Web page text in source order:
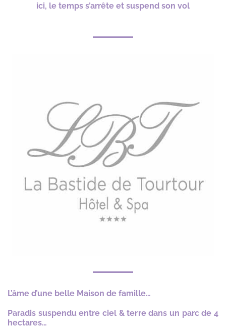
ici, le temps s’arrête et suspend son vol
L’âme d’une belle Maison de famille…
Paradis suspendu entre ciel & terre dans un parc de 4
hectares…